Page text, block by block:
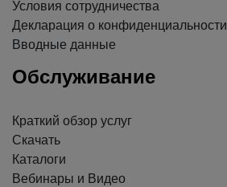
Условия сотрудничества
Декларация о конфиденциальности
Вводные данные
Обслуживание
Краткий обзор услуг
Скачать
Каталоги
Вебинары и Видео